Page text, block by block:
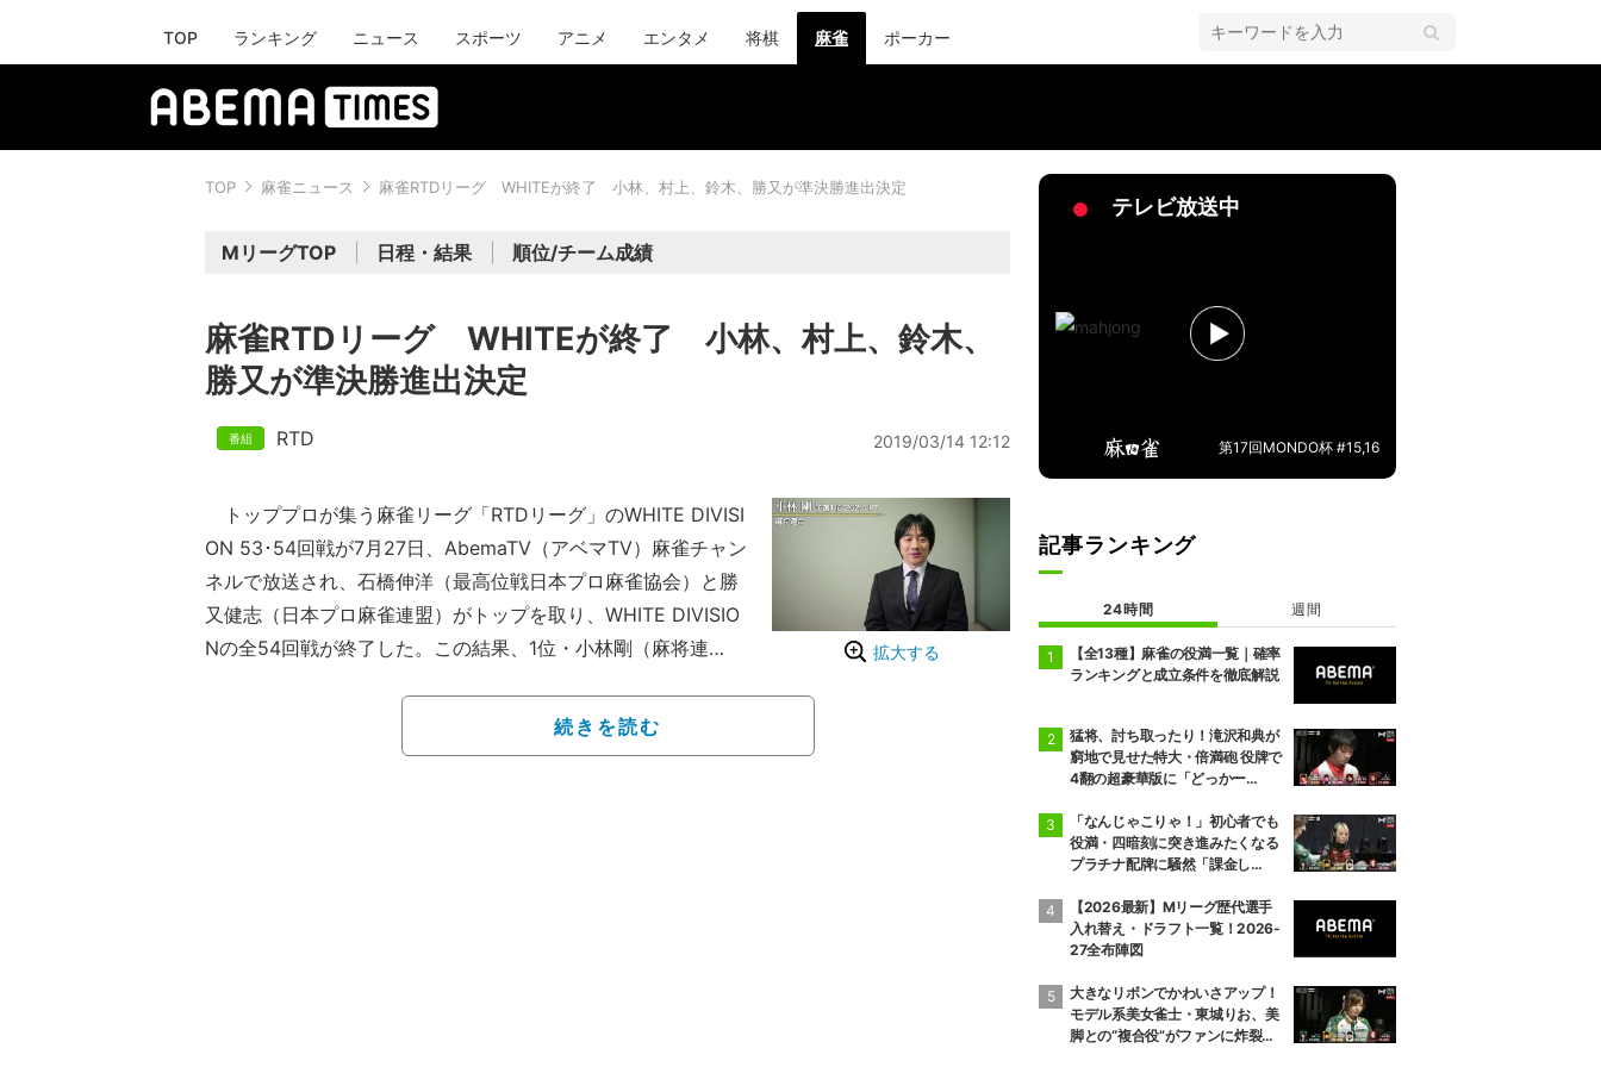
TOP ランキング ニュース スポーツ アニメ エンタメ 将棋 麻雀 ポーカー
TOP 麻雀ニュース 麻雀RTDリーグ WHITEが終了 小林、村上、鈴木、勝又が準決勝進出決定
MリーグTOP 日程・結果 順位/チーム成績
麻雀RTDリーグ WHITEが終了 小林、村上、鈴木、
勝又が準決勝進出決定
RTD 2019/03/14 12:12
拡大する
トッププロが集う麻雀リーグ「RTDリーグ」のWHITE DIVISI
ON 53･54回戦が7月27日、AbemaTV（アベマTV）麻雀チャン
ネルで放送され、石橋伸洋（最高位戦日本プロ麻雀協会）と勝
又健志（日本プロ麻雀連盟）がトップを取り、WHITE DIVISIO
Nの全54回戦が終了した。この結果、1位・小林剛（麻将連
たろう（日本プロ麻雀協会）、最終戦で逆転トップをもぎとっ
た勝又健志（日本プロ麻雀連盟）が4位となり、準決勝進出を
続きを読む
テレビ放送中
第17回MONDO杯 #15,16
記事ランキング
24時間 週間
【全13種】麻雀の役満一覧｜確率
ランキングと成立条件を徹底解説
猛将、討ち取ったり！滝沢和典が
窮地で見せた特大・倍満砲 役牌で
4翻の超豪華版に「どっかー
「なんじゃこりゃ！」初心者でも
役満・四暗刻に突き進みたくなる
プラチナ配牌に騒然「課金し
【2026最新】Mリーグ歴代選手
入れ替え・ドラフト一覧！2026-
27全布陣図
大きなリボンでかわいさアップ！
モデル系美女雀士・東城りお、美
脚との“複合役”がファンに炸裂